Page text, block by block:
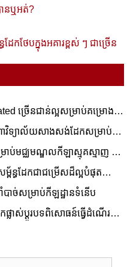
ាន​ឬ​អត់?
ធដែកថែបក្នុងអគារខ្ពស់ ៗ ជាច្រើន
ច្រើនជាន់ល្អសម្រាប់គម្រោង
វិទ្យាល័យសាងសង់ដែកសម្រាប់ការ
រាប់មជ្ឈមណ្ឌលកីឡាស្មុគស្មាញ ជា
ាងសង់កីឡដ្ឋានទំនើប
ព័ន្ធដែកជាជម្រើសដ៏ល្អបំផុត
បាច់​សម្រាប់​កីឡដ្ឋាន​ទំនើប
លាស់ប្តូរបទពិសោធន៍ធ្វើដំណើរ